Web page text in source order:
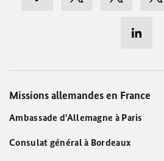
Missions allemandes en France
Ambassade d'Allemagne à Paris
Consulat général à Bordeaux